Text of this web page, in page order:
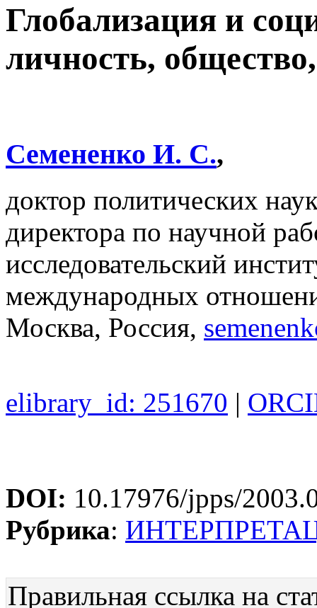
Глобализация и
личность,
Семененко И. С.,
доктор политических
директора по научной
исследовательский
международных
Москва, Россия,
elibrary_id: 251670 |
DOI: 10.17976/jpps/
Рубрика:
Правильная ссылка на